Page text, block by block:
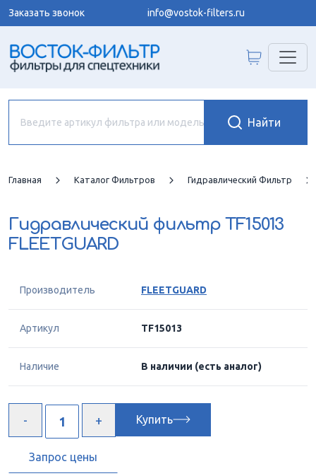
Заказать звонок info@vostok-filters.ru
Главная Каталог Фильтров Гидравлический Фильтр
Гидравлический фильтр TF15013
FLEETGUARD
Производитель FLEETGUARD
Артикул TF15013
Наличие В наличии (есть аналог)
Купить
Запрос цены